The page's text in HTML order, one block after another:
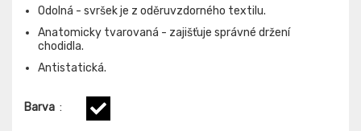
Odolná - svršek je z oděruvzdorného textilu.
Anatomicky tvarovaná - zajišťuje správné držení
chodidla.
Antistatická.
Barva :